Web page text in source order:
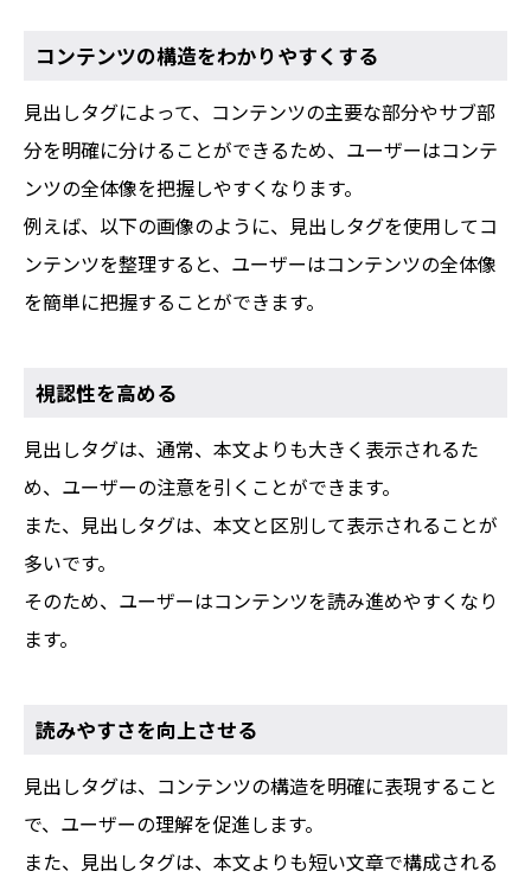
コンテンツの構造をわかりやすくする
見出しタグによって、コンテンツの主要な部分やサブ部
分を明確に分けることができるため、ユーザーはコンテ
ンツの全体像を把握しやすくなります。
例えば、以下の画像のように、見出しタグを使用してコ
ンテンツを整理すると、ユーザーはコンテンツの全体像
を簡単に把握することができます。
視認性を高める
見出しタグは、通常、本文よりも大きく表示されるた
め、ユーザーの注意を引くことができます。
また、見出しタグは、本文と区別して表示されることが
多いです。
そのため、ユーザーはコンテンツを読み進めやすくなり
ます。
読みやすさを向上させる
見出しタグは、コンテンツの構造を明確に表現すること
で、ユーザーの理解を促進します。
また、見出しタグは、本文よりも短い文章で構成される